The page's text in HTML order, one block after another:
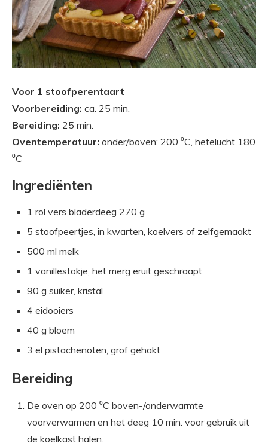
Voor 1 stoofperentaart
Voorbereiding: ca. 25 min.
Bereiding: 25 min.
Oventemperatuur: onder/boven: 200 ⁰C, hetelucht 180
⁰C
Ingrediënten
1 rol vers bladerdeeg 270 g
5 stoofpeertjes, in kwarten, koelvers of zelfgemaakt
500 ml melk
1 vanillestokje, het merg eruit geschraapt
90 g suiker, kristal
4 eidooiers
40 g bloem
3 el pistachenoten, grof gehakt
Bereiding
De oven op 200 ⁰C boven-/onderwarmte
voorverwarmen en het deeg 10 min. voor gebruik uit
de koelkast halen.